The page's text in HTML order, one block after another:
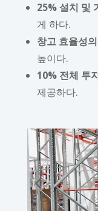
25% 설치 및
게 하다.
창고 효율성
높이다.
10% 전체 투
제공하다.